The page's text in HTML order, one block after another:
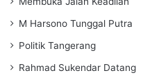
M Harsono Tunggal Putra
Politik Tangerang
Rahmad Sukendar Datang